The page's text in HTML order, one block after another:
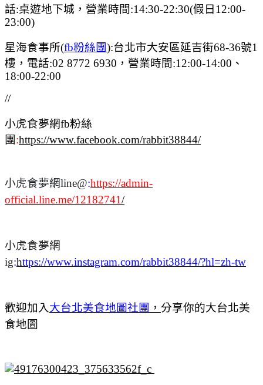
話:桌遊地下城，營業時間:14:30-22:30(假日12:00-
23:00)
星海食事所(fb粉絲團):台北市大安區延吉街68-36號1
樓，電話:02 8772 6930，營業時間:12:00-14:00、
18:00-22:00
//
小虎食夢網fb粉絲
團 :https://www.facebook.com/rabbit38844/
小虎食夢網line@:https://admin-
official.line.me/12182741/
小虎食夢網
ig:https://www.instagram.com/rabbit38844/?hl=zh-tw
歡迎加入大台北美食地圖社團 ， 分享你的大台北美
食地圖